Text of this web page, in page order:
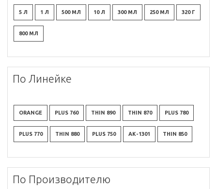
5 Л 1 Л 500 МЛ 10 Л 300 МЛ 250 МЛ 320 Г
800 МЛ
По Линейке
ORANGE PLUS 760 THIN 890 THIN 870 PLUS 780
PLUS 770 THIN 880 PLUS 750 АК-1301 THIN 850
По Производителю